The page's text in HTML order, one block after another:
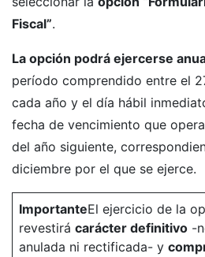
Fiscal”.
La opción podrá ejercerse
período comprendido entre el
cada año y el día hábil
fecha de vencimiento que
del año siguiente,
diciembre por el que se ejerce.
ImportanteEl ejercicio de la
revestirá carácter definitivo -
anulada ni rectificada- y